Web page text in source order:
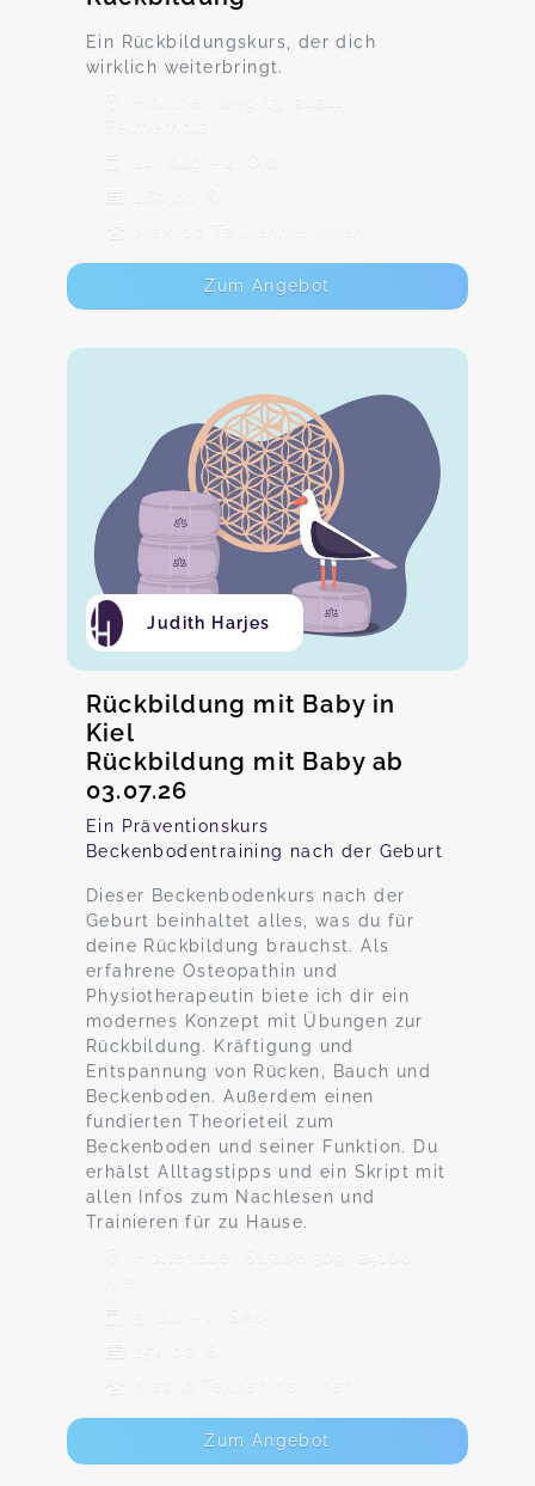
Ein Rückbildungskurs, der dich
wirklich weiterbringt.
Holliner Weg 13, 24244
Felmerholz
14. Aug - 2. Okt
160,00 €
Max. 10 TeilnehmerInnen
Zum Angebot
Judith Harjes
Rückbildung mit Baby in
Kiel
Rückbildung mit Baby ab
03.07.26
Ein Präventionskurs
Beckenbodentraining nach der Geburt
Dieser Beckenbodenkurs nach der
Geburt beinhaltet alles, was du für
deine Rückbildung brauchst. Als
erfahrene Osteopathin und
Physiotherapeutin biete ich dir ein
modernes Konzept mit Übungen zur
Rückbildung. Kräftigung und
Entspannung von Rücken, Bauch und
Beckenboden. Außerdem einen
fundierten Theorieteil zum
Beckenboden und seiner Funktion. Du
erhälst Alltagstipps und ein Skript mit
allen Infos zum Nachlesen und
Trainieren für zu Hause.
Holtenauer Straße 309, 24106
3. Jul - 4. Sep
154,00 €
Max. 6 TeilnehmerInnen
Zum Angebot